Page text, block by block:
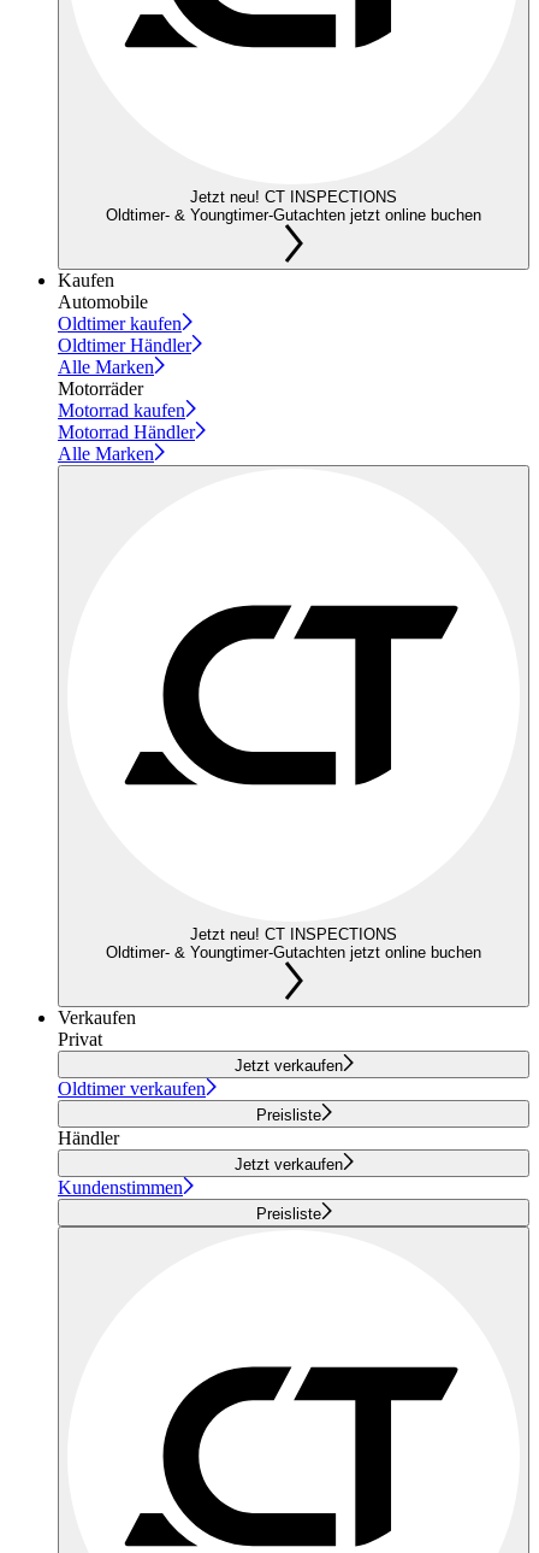
Jetzt neu! CT INSPECTIONS
Oldtimer- & Youngtimer-Gutachten jetzt online buchen
Kaufen
Automobile
Oldtimer kaufen
Oldtimer Händler
Alle Marken
Motorräder
Motorrad kaufen
Motorrad Händler
Alle Marken
Jetzt neu! CT INSPECTIONS
Oldtimer- & Youngtimer-Gutachten jetzt online buchen
Verkaufen
Privat
Jetzt verkaufen
Oldtimer verkaufen
Preisliste
Händler
Jetzt verkaufen
Kundenstimmen
Preisliste